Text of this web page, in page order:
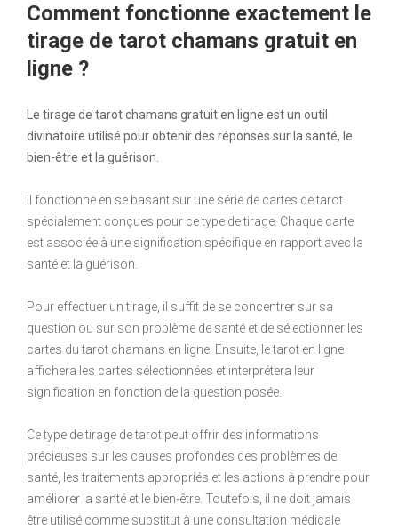
Comment fonctionne exactement le
tirage de tarot chamans gratuit en
ligne ?
Le tirage de tarot chamans gratuit en ligne est un outil
divinatoire utilisé pour obtenir des réponses sur la santé, le
bien-être et la guérison.
Il fonctionne en se basant sur une série de cartes de tarot
spécialement conçues pour ce type de tirage. Chaque carte
est associée à une signification spécifique en rapport avec la
santé et la guérison.
Pour effectuer un tirage, il suffit de se concentrer sur sa
question ou sur son problème de santé et de sélectionner les
cartes du tarot chamans en ligne. Ensuite, le tarot en ligne
affichera les cartes sélectionnées et interprétera leur
signification en fonction de la question posée.
Ce type de tirage de tarot peut offrir des informations
précieuses sur les causes profondes des problèmes de
santé, les traitements appropriés et les actions à prendre pour
améliorer la santé et le bien-être. Toutefois, il ne doit jamais
être utilisé comme substitut à une consultation médicale